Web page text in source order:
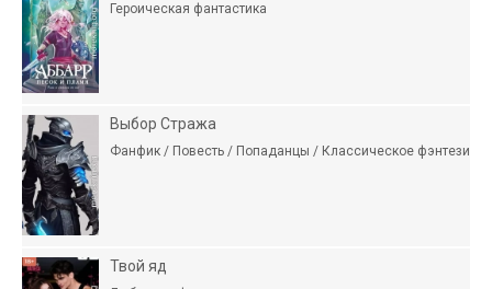
Героическая фантастика
Выбор Стража
Фанфик / Повесть / Попаданцы / Классическое фэнтези
Твой яд